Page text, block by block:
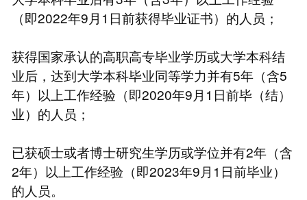
（即2022年9月1日前获得毕业证书）的人员；
获得国家承认的高职高专毕业学历或大学本科结
业后，达到大学本科毕业同等学力并有5年（含5
年）以上工作经验（即2020年9月1日前毕（结）
业）的人员；
已获硕士或者博士研究生学历或学位并有2年（含
2年）以上工作经验（即2023年9月1日前毕业）
的人员。